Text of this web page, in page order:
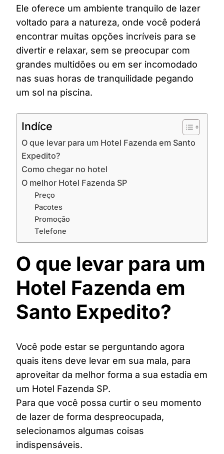
Ele oferece um ambiente tranquilo de lazer
voltado para a natureza, onde você poderá
encontrar muitas opções incríveis para se
divertir e relaxar, sem se preocupar com
grandes multidões ou em ser incomodado
nas suas horas de tranquilidade pegando
um sol na piscina.
Indíce
O que levar para um Hotel Fazenda em Santo
Expedito?
Como chegar no hotel
O melhor Hotel Fazenda SP
Preço
Pacotes
Promoção
Telefone
O que levar para um
Hotel Fazenda em
Santo Expedito?
Você pode estar se perguntando agora
quais itens deve levar em sua mala, para
aproveitar da melhor forma a sua estadia em
um Hotel Fazenda SP.
Para que você possa curtir o seu momento
de lazer de forma despreocupada,
selecionamos algumas coisas
indispensáveis.